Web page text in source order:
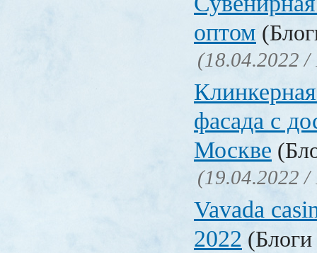
оптом
(18.04.2022 /
фасада с
Москве
(19.04.2022 /
Vavada
2022